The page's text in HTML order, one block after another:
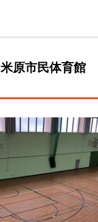
米原市民体育館